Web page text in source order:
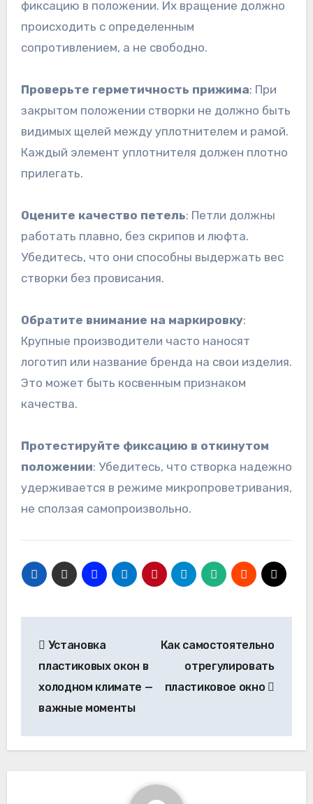
фиксацию в положении. Их вращение должно
происходить с определенным
сопротивлением, а не свободно.
Проверьте герметичность прижима: При
закрытом положении створки не должно быть
видимых щелей между уплотнителем и рамой.
Каждый элемент уплотнителя должен плотно
прилегать.
Оцените качество петель: Петли должны
работать плавно, без скрипов и люфта.
Убедитесь, что они способны выдержать вес
створки без провисания.
Обратите внимание на маркировку:
Крупные производители часто наносят
логотип или название бренда на свои изделия.
Это может быть косвенным признаком
качества.
Протестируйте фиксацию в откинутом
положении: Убедитесь, что створка надежно
удерживается в режиме микропроветривания,
не сползая самопроизвольно.
по
записям
Установка
пластиковых окон в
холодном климате —
важные моменты
Как самостоятельно
отрегулировать
пластиковое окно